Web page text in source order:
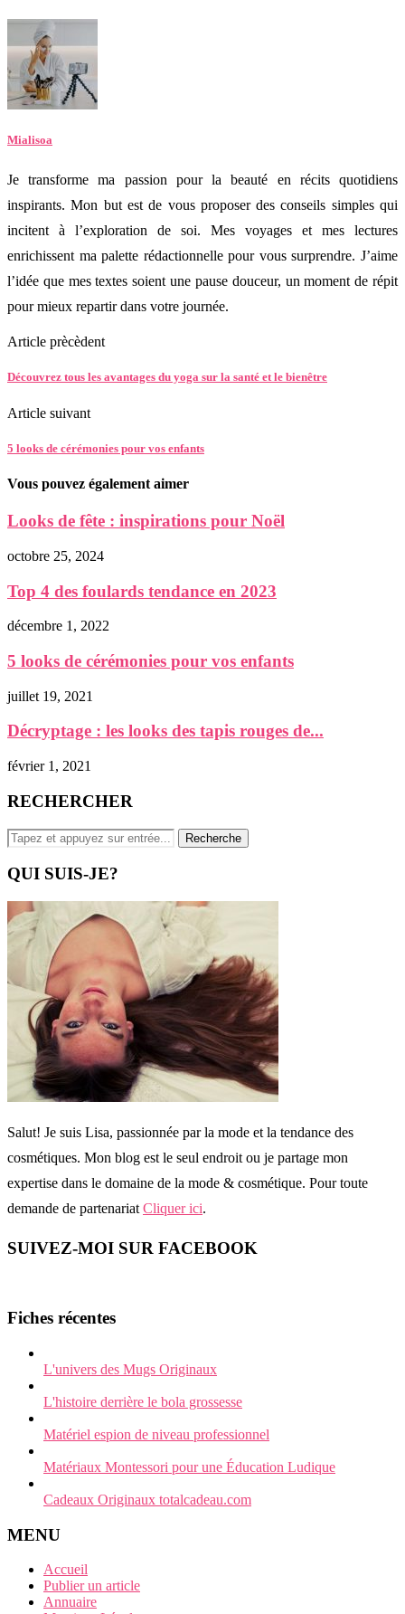
Mialisoa
Je transforme ma passion pour la beauté en récits quotidiens
inspirants. Mon but est de vous proposer des conseils simples qui
incitent à l’exploration de soi. Mes voyages et mes lectures
enrichissent ma palette rédactionnelle pour vous surprendre. J’aime
l’idée que mes textes soient une pause douceur, un moment de répit
pour mieux repartir dans votre journée.
Article prècèdent
Découvrez tous les avantages du yoga sur la santé et le bienêtre
Article suivant
5 looks de cérémonies pour vos enfants
Vous pouvez également aimer
Looks de fête : inspirations pour Noël
octobre 25, 2024
Top 4 des foulards tendance en 2023
décembre 1, 2022
5 looks de cérémonies pour vos enfants
juillet 19, 2021
Décryptage : les looks des tapis rouges de...
février 1, 2021
RECHERCHER
QUI SUIS-JE?
Salut! Je suis Lisa, passionnée par la mode et la tendance des
cosmétiques. Mon blog est le seul endroit ou je partage mon
expertise dans le domaine de la mode & cosmétique. Pour toute
demande de partenariat Cliquer ici.
SUIVEZ-MOI SUR FACEBOOK
Fiches récentes
L'univers des Mugs Originaux
L'histoire derrière le bola grossesse
Matériel espion de niveau professionnel
Matériaux Montessori pour une Éducation Ludique
Cadeaux Originaux totalcadeau.com
MENU
Accueil
Publier un article
Annuaire